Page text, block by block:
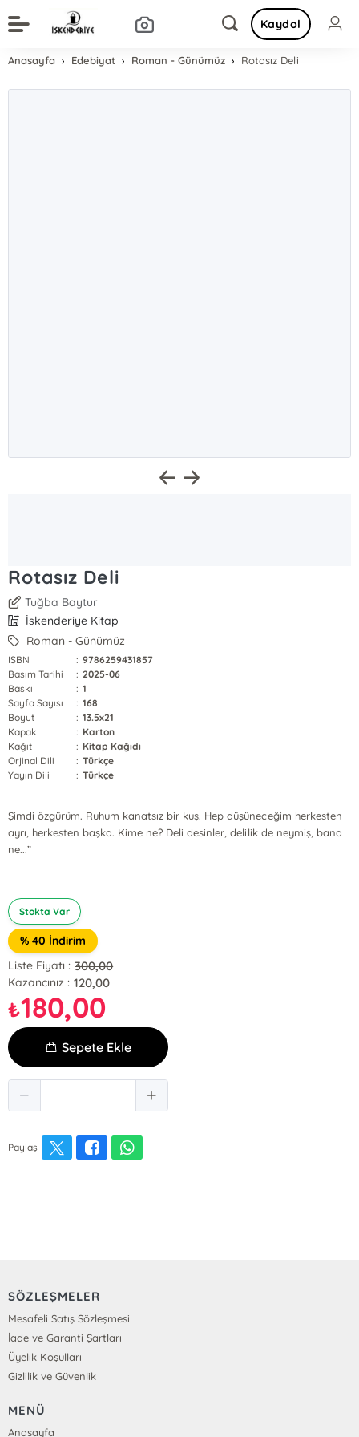
Kaydol
Anasayfa Edebiyat Roman - Günümüz Rotasız Deli
Rotasız Deli
Tuğba Baytur
İskenderiye Kitap
Roman - Günümüz
ISBN : 9786259431857
Basım Tarihi
: 2025-06
Baskı
: 1
Sayfa Sayısı
: 168
Boyut
: 13.5x21
Kapak
: Karton
Kağıt
: Kitap Kağıdı
Orjinal Dili
: Türkçe
Yayın Dili
: Türkçe
Şimdi özgürüm. Ruhum kanatsız bir kuş. Hep düşüneceğim herkesten
ayrı, herkesten başka. Kime ne? Deli desinler, delilik de neymiş, bana
ne...”
Stokta Var
% 40 İndirim
Liste Fiyatı : 300,00
Kazancınız : 120,00
₺180,00
Sepete Ekle
Paylaş
SÖZLEŞMELER
Mesafeli Satış Sözleşmesi
İade ve Garanti Şartları
Üyelik Koşulları
Gizlilik ve Güvenlik
MENÜ
Anasayfa